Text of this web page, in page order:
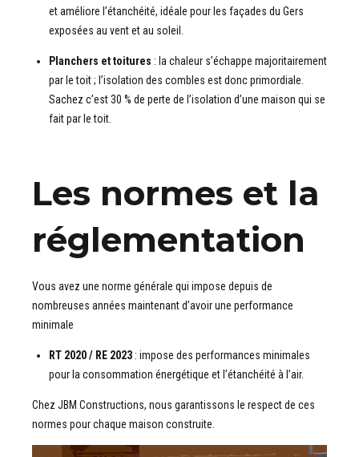
et améliore l’étanchéité, idéale pour les façades du Gers
exposées au vent et au soleil.
Planchers et toitures : la chaleur s’échappe majoritairement
par le toit ; l’isolation des combles est donc primordiale.
Sachez c’est 30 % de perte de l’isolation d’une maison qui se
fait par le toit.
Les normes et la
réglementation
Vous avez une norme générale qui impose depuis de
nombreuses années maintenant d’avoir une performance
minimale
RT 2020 / RE 2023 : impose des performances minimales
pour la consommation énergétique et l’étanchéité à l’air.
Chez JBM Constructions, nous garantissons le respect de ces
normes pour chaque maison construite.